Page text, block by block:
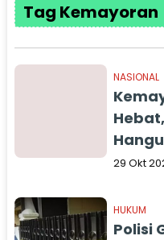
Tag Kemayoran
NASIONAL
29 Okt
HUKUM
Polisi